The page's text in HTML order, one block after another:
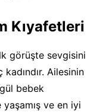
Kıyafetleri
görüşte sevgisini
Ailesinin
bebek
yaşamış ve en iyi